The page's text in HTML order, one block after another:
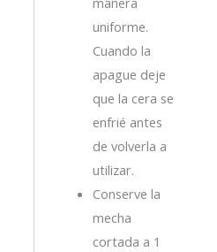
uniforme.
Cuando la
apague deje
que la cera se
enfrié antes
de volverla a
utilizar.
Conserve la
mecha
cortada a 1